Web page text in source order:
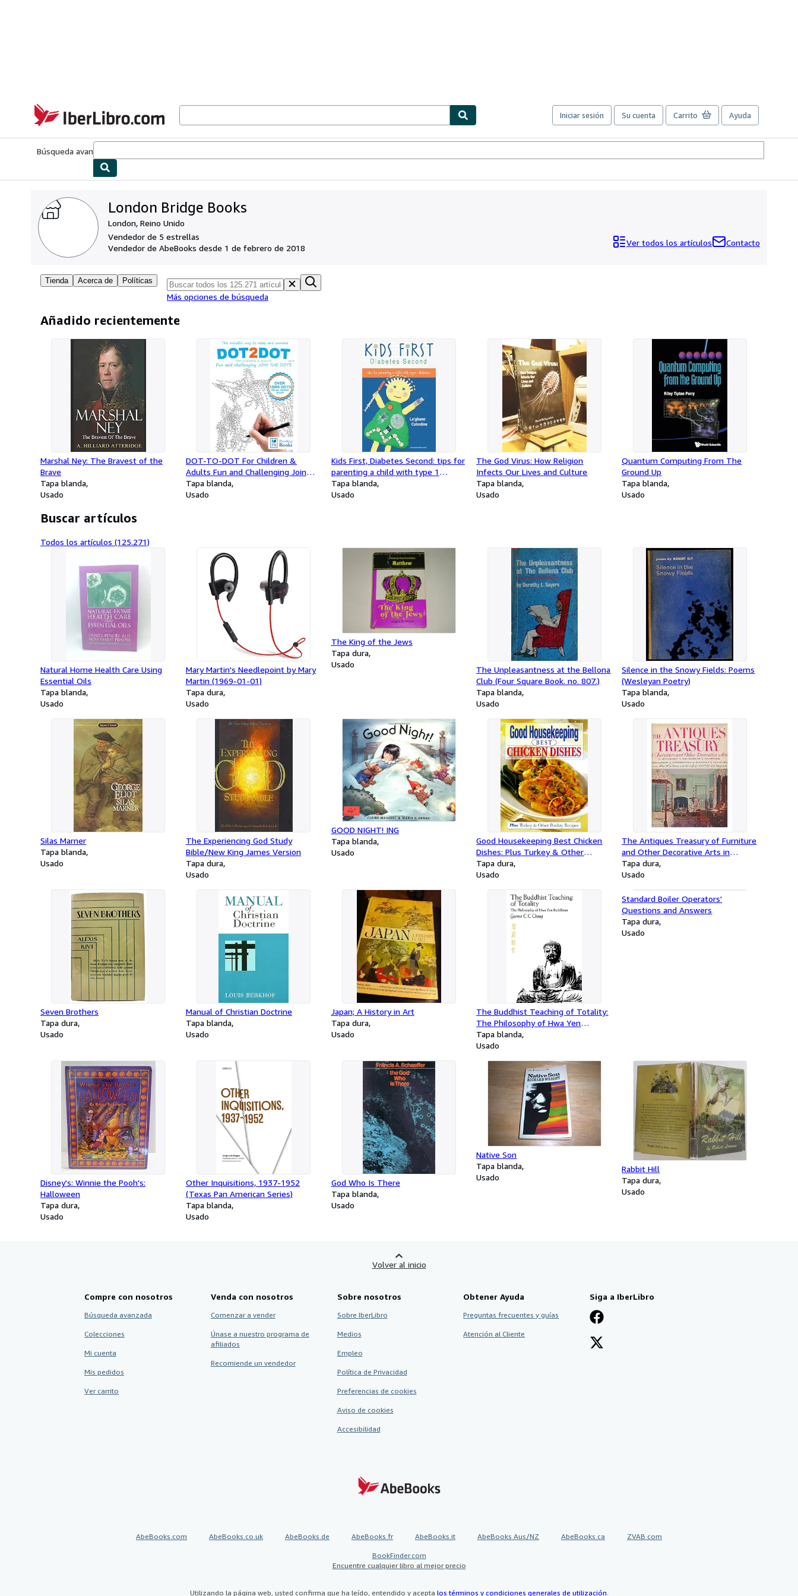
IberLibro.com
Iniciar sesión Su cuenta Carrito Ayuda
Búsqueda avanzada
London Bridge Books
London, Reino Unido
Vendedor de 5 estrellas
Vendedor de AbeBooks desde 1 de febrero de 2018
Ver todos los artículos Contacto
Tienda Acerca de Políticas
Más opciones de búsqueda
Añadido recientemente
Marshal Ney: The Bravest of the
Brave
Tapa blanda
Usado
DOT-TO-DOT For Children &
Adults Fun and Challenging Join
the Dots: The mindful way to relax
and unwind
Tapa blanda
Usado
Kids First, Diabetes Second: tips for
parenting a child with type 1
diabetes
Tapa blanda
Usado
The God Virus: How Religion
Infects Our Lives and Culture
Tapa blanda
Usado
Quantum Computing From The
Ground Up
Tapa blanda
Usado
Buscar artículos
Todos los artículos (125.271)
Natural Home Health Care Using
Essential Oils
Tapa blanda
Usado
Mary Martin's Needlepoint by Mary
Martin (1969-01-01)
Tapa dura
Usado
The King of the Jews
Tapa dura
Usado
The Unpleasantness at the Bellona
Club (Four Square Book. no. 807.)
Tapa blanda
Usado
Silence in the Snowy Fields: Poems
(Wesleyan Poetry)
Tapa blanda
Usado
Silas Marner
Tapa blanda
Usado
The Experiencing God Study
Bible/New King James Version
Tapa dura
Usado
GOOD NIGHT! ING
Tapa blanda
Usado
Good Housekeeping Best Chicken
Dishes: Plus Turkey & Other
Poultry Recipes
Tapa dura
Usado
The Antiques Treasury of Furniture
and Other Decorative Arts in
Winterthur, Williamsburg,
Sturbridge, Ford Museum,
Shelburnes / Edited by Alice
Winchester and the Staff of
Antiques Magazine
Tapa dura
Usado
Seven Brothers
Tapa dura
Usado
Manual of Christian Doctrine
Tapa blanda
Usado
Japan; A History in Art
Tapa dura
Usado
The Buddhist Teaching of Totality:
The Philosophy of Hwa Yen
Buddhism
Tapa blanda
Usado
Standard Boiler Operators'
Questions and Answers
Tapa dura
Usado
Disney's: Winnie the Pooh's:
Halloween
Tapa dura
Usado
Other Inquisitions, 1937-1952
(Texas Pan American Series)
Tapa blanda
Usado
God Who Is There
Tapa blanda
Usado
Native Son
Tapa blanda
Usado
Rabbit Hill
Tapa dura
Usado
Volver al inicio
Compre con nosotros
Búsqueda avanzada
Colecciones
Mi cuenta
Mis pedidos
Ver carrito
Venda con nosotros
Comenzar a vender
Únase a nuestro programa de
afiliados
Recomiende un vendedor
Sobre nosotros
Sobre IberLibro
Medios
Empleo
Política de Privacidad
Preferencias de cookies
Aviso de cookies
Accesibilidad
Obtener Ayuda
Preguntas frecuentes y guías
Atención al Cliente
Siga a IberLibro
AbeBooks.com AbeBooks.co.uk AbeBooks.de AbeBooks.fr AbeBooks.it AbeBooks Aus/NZ AbeBooks.ca ZVAB.com
BookFinder.com
Encuentre cualquier libro al mejor precio
Utilizando la página web, usted confirma que ha leído, entendido y acepta los términos y condiciones generales de utilización.